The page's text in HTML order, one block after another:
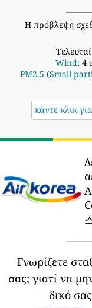
Η πρόβλεψη
Wind: 4
PM2.5 (Small
κάντε κλικ
Γνωρίζετε
σας; γιατί να
δικό